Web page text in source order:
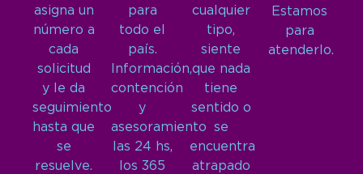
asigna un
número a
cada
solicitud
y le da
seguimiento
hasta que
se
resuelve.
para
todo el
país.
Información,
contención
y
asesoramiento
las 24 hs,
los 365
cualquier
tipo,
siente
que nada
tiene
sentido o
se
encuentra
atrapado
Estamos
para
atenderlo.